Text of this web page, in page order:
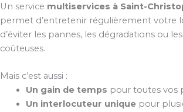
Un service multiservices à Saint-
permet d’entretenir régulièrement votre
d’éviter les pannes, les dégradations ou
coûteuses.
Mais c’est aussi :
Un gain de temps pour toutes vos
Un interlocuteur uniquepour